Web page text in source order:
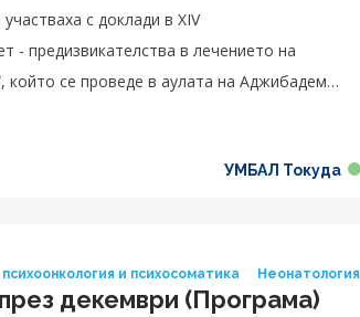
с доклади в XIV
- предизвикателства в лечението на
се проведе в аулата на Аджибадем
от синхронизация наУМБАЛ Токуда
и психосоматика Неонатология
декември (Програма)